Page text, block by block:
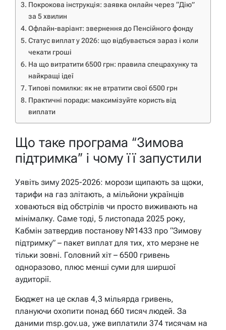
Покрокова інструкція: заявка онлайн через “Дію”
за 5 хвилин
Офлайн-варіант: звернення до Пенсійного фонду
Статус виплат у 2026: що відбувається зараз і коли
чекати гроші
На що витратити 6500 грн: правила спецрахунку та
найкращі ідеї
Типові помилки: як не втратити свої 6500 грн
Практичні поради: максимізуйте користь від
виплати
Що таке програма “Зимова
підтримка” і чому її запустили
Уявіть зиму 2025-2026: морози щипають за щоки,
тарифи на газ злітають, а мільйони українців
ховаються від обстрілів чи просто виживають на
мінімалку. Саме тоді, 5 листопада 2025 року,
Кабмін затвердив постанову №1433 про “Зимову
підтримку” – пакет виплат для тих, хто мерзне не
тільки зовні. Головний хіт – 6500 гривень
одноразово, плюс менші суми для ширшої
аудиторії.
Бюджет на це склав 4,3 мільярда гривень,
плануючи охопити понад 660 тисяч людей. За
даними msp.gov.ua, уже виплатили 374 тисячам на